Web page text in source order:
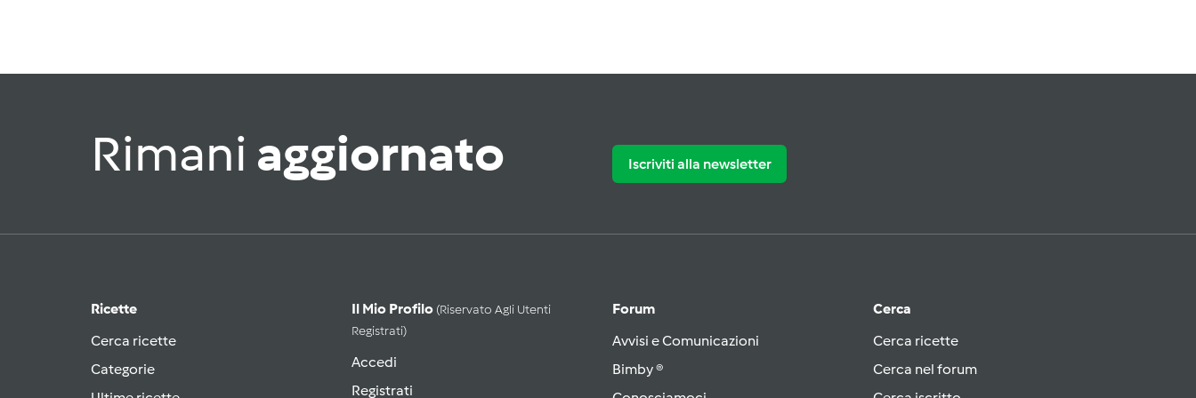
Rimani aggiornato Iscriviti alla newsletter
Ricette
Cerca ricette
Categorie
Il Mio Profilo (riservato Agli Utenti
Registrati)
Accedi
Registrati
Forum
Avvisi e Comunicazioni
Bimby ®
Cerca
Cerca ricette
Cerca nel forum